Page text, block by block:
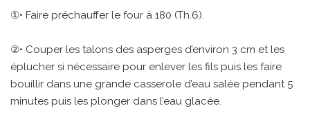
①• Faire préchauffer le four à 180 (Th.6).
②• Couper les talons des asperges d’environ 3 cm et les
éplucher si nécessaire pour enlever les fils puis les faire
bouillir dans une grande casserole d’eau salée pendant 5
minutes puis les plonger dans l’eau glacée.